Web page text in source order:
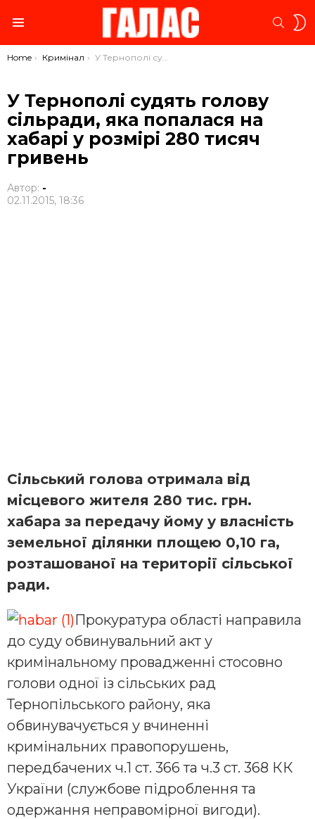
You are here:
Home Кримінал У Тернополі судять голову сільради, яка попалася на хабарі у розмірі 280 тисяч гривень
У Тернополі судять голову
сільради, яка попалася на
хабарі у розмірі 280 тисяч
гривень
Автор: -
02.11.2015, 18:36
Cільський голова отримала від
місцевого жителя 280 тис. грн.
хабара за передачу йому у власність
земельної ділянки площею 0,10 га,
розташованої на території сільської
ради.
Прокуратура області направила
до суду обвинувальний акт у
кримінальному провадженні стосовно
голови одної із сільських рад
Тернопільського району, яка
обвинувачується у вчиненні
кримінальних правопорушень,
передбачених ч.1 ст. 366 та ч.3 ст. 368 КК
України (службове підроблення та
одержання неправомірної вигоди).